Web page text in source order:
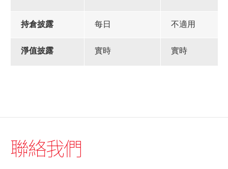
持倉披露 每日 不適用
淨值披露 實時 實時
聯絡我們